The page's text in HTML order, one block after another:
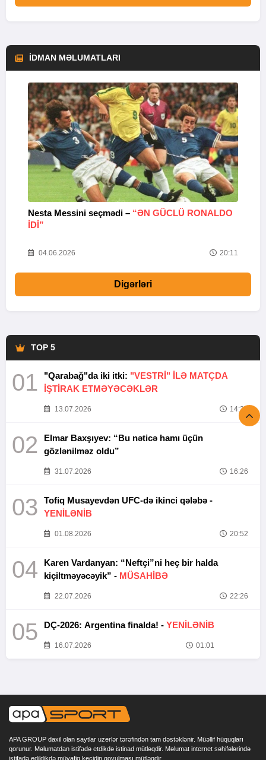
İDMAN MƏLUMATLARI
Nesta Messini seçmədi – “ƏN GÜCLÜ RONALDO
IDI”
04.06.2026 20:11
Digərləri
TOP 5
01 "Qarabağ"da iki itki: "VESTRİ" İLƏ MATÇDA
İŞTİRAK ETMƏYƏCƏKLƏR
13.07.2026 14:37
02
Elmar Baxşıyev: “Bu nəticə hamı üçün
gözlənilməz oldu”
31.07.2026 16:26
03
Tofiq Musayevdən UFC-də ikinci qələbə -
YENİLƏNİB
01.08.2026 20:52
04
Karen Vardanyan: “Neftçi”ni heç bir halda
kiçiltməyəcəyik” - MÜSAHİBƏ
22.07.2026 22:26
05 DÇ-2026: Argentina finalda! - YENİLƏNİB
16.07.2026 01:01
APA GROUP daxil olan saytlar uzerlər tərəfindən tam dəstəklənir. Müəllif hüquqları
qorunur. Məlumatdan istifadə etdikdə istinad mütləqdir. Məlumat internet səhifələrində
istifadə edildikdə müvafiq keçidin qoyulması mütləqdir.